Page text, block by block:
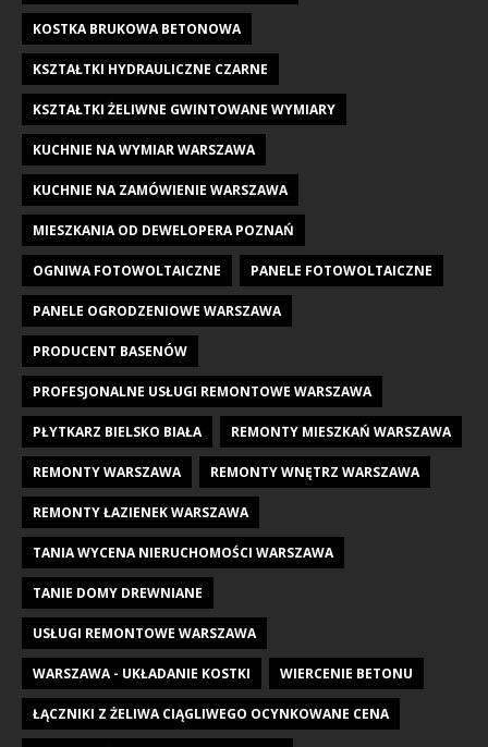
KOSTKA BRUKOWA BETONOWA
KSZTAŁTKI HYDRAULICZNE CZARNE
KSZTAŁTKI ŻELIWNE GWINTOWANE WYMIARY
KUCHNIE NA WYMIAR WARSZAWA
KUCHNIE NA ZAMÓWIENIE WARSZAWA
MIESZKANIA OD DEWELOPERA POZNAŃ
OGNIWA FOTOWOLTAICZNE PANELE FOTOWOLTAICZNE
PANELE OGRODZENIOWE WARSZAWA
PRODUCENT BASENÓW
PROFESJONALNE USŁUGI REMONTOWE WARSZAWA
PŁYTKARZ BIELSKO BIAŁA REMONTY MIESZKAŃ WARSZAWA
REMONTY WARSZAWA REMONTY WNĘTRZ WARSZAWA
REMONTY ŁAZIENEK WARSZAWA
TANIA WYCENA NIERUCHOMOŚCI WARSZAWA
TANIE DOMY DREWNIANE
USŁUGI REMONTOWE WARSZAWA
WARSZAWA - UKŁADANIE KOSTKI WIERCENIE BETONU
ŁĄCZNIKI Z ŻELIWA CIĄGLIWEGO OCYNKOWANE CENA